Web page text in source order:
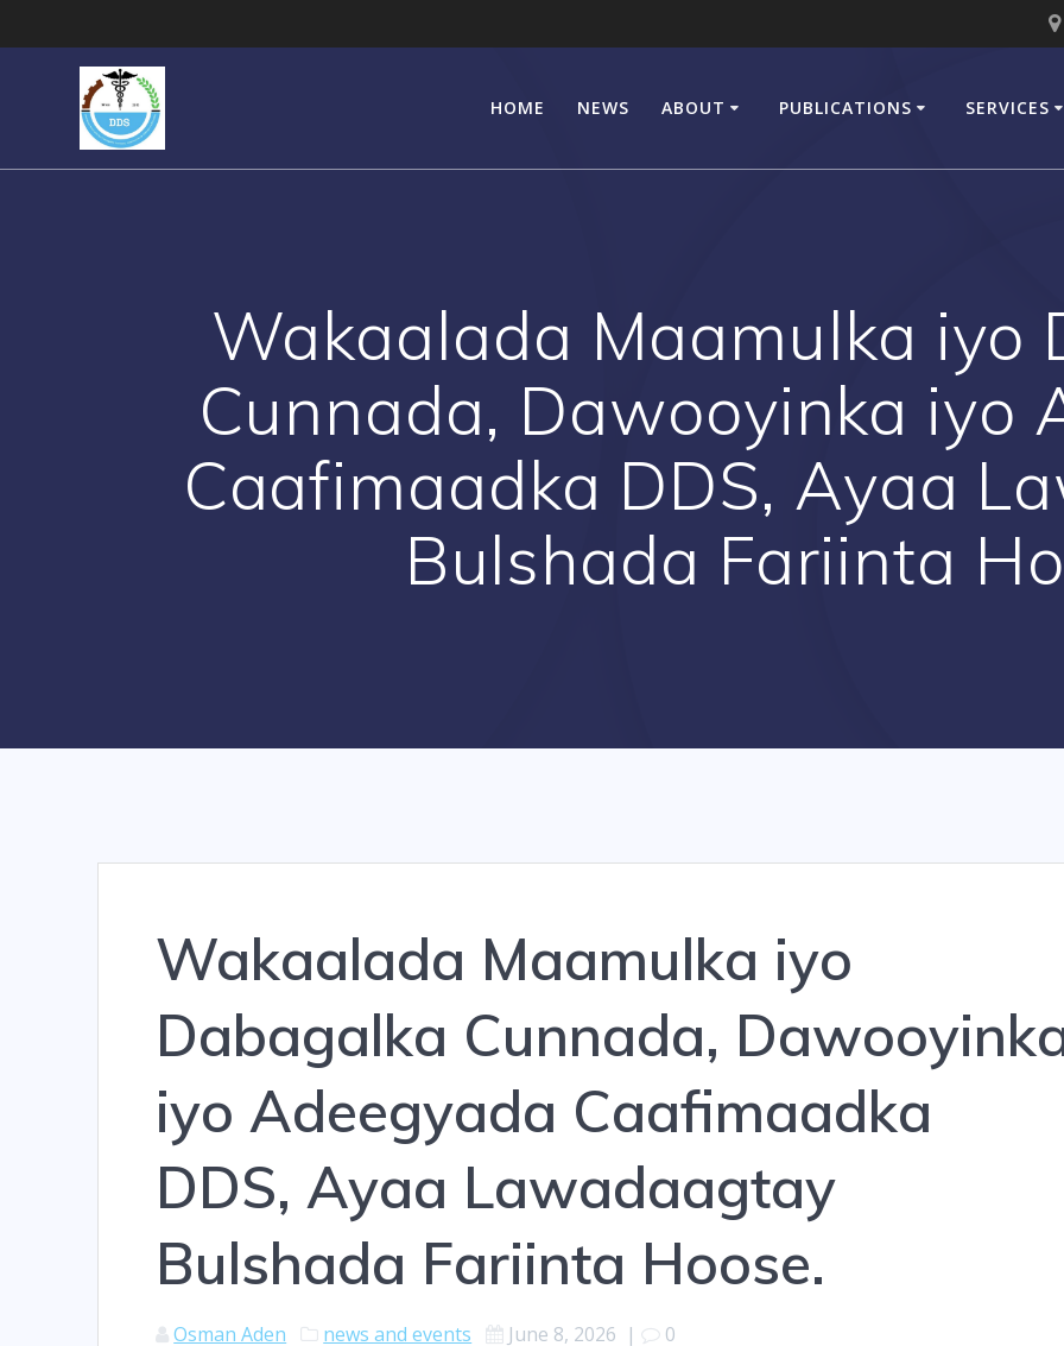
to
HOME NEWS ABOUT PUBLICATIONS SERVICES
Wakaalada Maamulka iyo
Cunnada, Dawooyinka iyo
Caafimaadka DDS, Ayaa
Bulshada Fariinta
Wakaalada Maamulka iyo
Dabagalka Cunnada,
iyo Adeegyada Caafimaadka
DDS, Ayaa Lawadaagtay
Bulshada Fariinta Hoose.
Osman Aden news and events June 8, 2026 | 0